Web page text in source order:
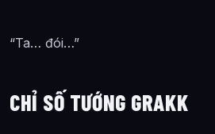
“Ta… đói…”
CHỈ SỐ TƯỚNG GRAKK